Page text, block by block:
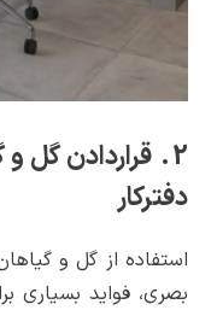
2. قراردادن گل
دفترکار
استفاده از گل و
بصری، فواید بسیاری